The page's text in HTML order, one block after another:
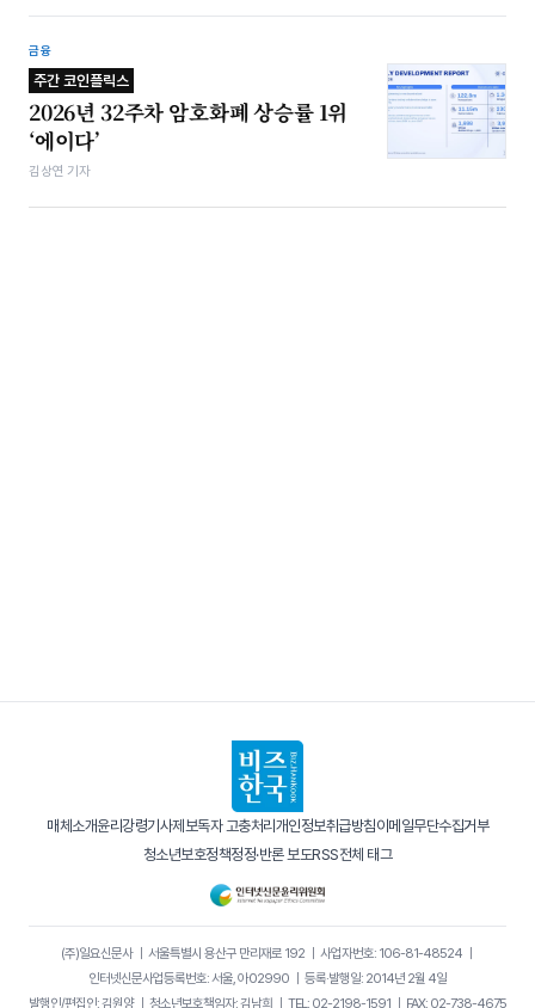
금융
주간 코인플릭스
2026년 32주차 암호화폐 상승률 1위
‘에이다’
김상연 기자
매체소개윤리강령기사제보독자 고충처리개인정보취급방침이메일무단수집거부
청소년보호정책정정·반론 보도RSS전체 태그
(주)일요신문사｜ 서울특별시 용산구 만리재로 192｜ 사업자번호: 106-81-48524｜
인터넷신문사업등록번호: 서울, 아02990 ｜ 등록·발행일: 2014년 2월 4일
발행인/편집인: 김원양｜ 청소년보호책임자: 김남희 ｜ TEL: 02-2198-1591 ｜ FAX: 02-738-4675